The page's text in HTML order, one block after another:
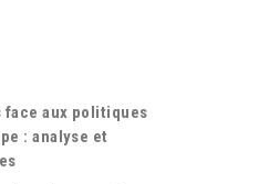
aux politiques
: analyse et